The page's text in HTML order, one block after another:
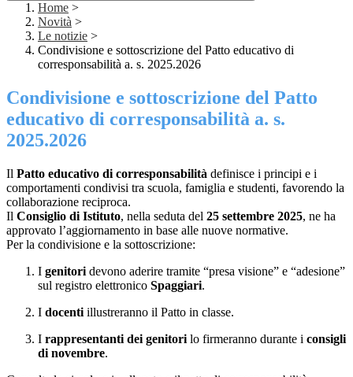
Home >
Novità >
Le notizie >
Condivisione e sottoscrizione del Patto educativo di
corresponsabilità a. s. 2025.2026
Condivisione e sottoscrizione del Patto
educativo di corresponsabilità a. s.
2025.2026
Il Patto educativo di corresponsabilità definisce i principi e i
comportamenti condivisi tra scuola, famiglia e studenti, favorendo la
collaborazione reciproca.
Il Consiglio di Istituto, nella seduta del 25 settembre 2025, ne ha
approvato l’aggiornamento in base alle nuove normative.
Per la condivisione e la sottoscrizione:
I genitori devono aderire tramite “presa visione” e “adesione”
sul registro elettronico Spaggiari.
I docenti illustreranno il Patto in classe.
I rappresentanti dei genitori lo firmeranno durante i consigli
di novembre.